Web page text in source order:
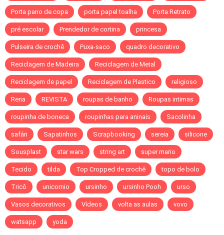
Porta pano de copa porta papel toalha Porta Retrato
pré escolar Prendedor de cortina princesa
Pulseira de crochê Puxa-saco quadro decorativo
Reciclagem de Madeira Reciclagem de Metal
Reciclagem de papel Reciclagem de Plastico religioso
Rena REVISTA roupas de banho Roupas intimas
roupinha de boneca roupinhas para aninais Sacolinha
safári Sapatinhos Scrapbooking sereia silicone
Sousplast star wars string art super mario
Tecido tilda Top Cropped de crochê topo de bolo
Tricô unicornio ursinho ursinho Pooh urso
Vasos decorativos Vídeos volta as aulas vovo
watsapp yoda